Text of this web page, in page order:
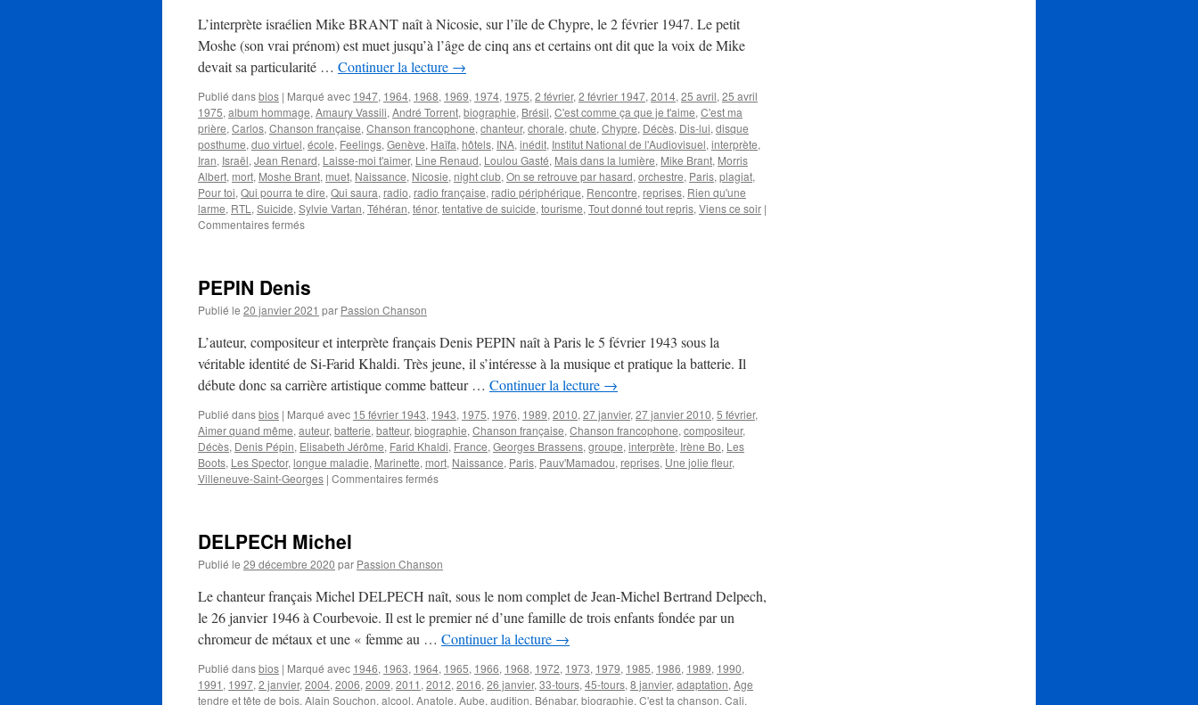
L’interprète israélien Mike BRANT naît à Nicosie, sur l’île de Chypre, le 2 février 1947. Le petit
Moshe (son vrai prénom) est muet jusqu’à l’âge de cinq ans et certains ont dit que la voix de Mike
devait sa particularité … Continuer la lecture →
Publié dansbios | Marqué avec 1947, 1964, 1968, 1969, 1974, 1975, 2 février, 2 février 1947, 2014, 25 avril, 25 avril
1975, album hommage, Amaury Vassili, André Torrent, biographie, Brésil, C'est comme ça que je t'aime, C'est ma
prière, Carlos, Chanson française, Chanson francophone, chanteur, chorale, chute, Chypre, Décès, Dis-lui, disque
posthume, duo virtuel, école, Feelings, Genève, Haïfa, hôtels, INA, inédit, Institut National de l'Audiovisuel, interprète,
Iran, Israël, Jean Renard, Laisse-moi t'aimer, Line Renaud, Loulou Gasté, Mais dans la lumière, Mike Brant, Morris
Albert, mort, Moshe Brant, muet, Naissance, Nicosie, night club, On se retrouve par hasard, orchestre, Paris, plagiat,
Pour toi, Qui pourra te dire, Qui saura, radio, radio française, radio périphérique, Rencontre, reprises, Rien qu'une
larme, RTL , Suicide, Sylvie Vartan, Téhéran, ténor, tentative de suicide, tourisme, Tout donné tout repris, Viens ce soir |
Commentaires ferméssur
PEPIN Denis
Publié le 20 janvier 2021 par Passion Chanson
L’auteur, compositeur et interprète français Denis PEPIN naît à Paris le 5 février 1943 sous la
véritable identité de Si-Farid Khaldi. Très jeune, il s’intéresse à la musique et pratique la batterie. Il
débute donc sa carrière artistique comme batteur … Continuer la lecture →
Publié dansbios | Marqué avec 15 février 1943, 1943, 1975, 1976, 1989, 2010, 27 janvier, 27 janvier 2010, 5 février,
Aimer quand même, auteur, batterie, batteur, biographie, Chanson française, Chanson francophone, compositeur,
Décès, Denis Pépin, Elisabeth Jérôme, Farid Khaldi, France, Georges Brassens, groupe, interprète, Irène Bo, Les
Boots, Les Spector, longue maladie, Marinette, mort, Naissance, Paris, Pauv'Mamadou, reprises, Une jolie fleur,
Villeneuve-Saint-Georges | Commentaires ferméssur
DELPECH Michel
Publié le 29 décembre 2020 par Passion Chanson
Le chanteur français Michel DELPECH naît, sous le nom complet de Jean-Michel Bertrand Delpech,
le 26 janvier 1946 à Courbevoie. Il est le premier né d’une famille de trois enfants fondée par un
chromeur de métaux et une « femme au … Continuer la lecture →
Publié dansbios | Marqué avec 1946, 1963, 1964, 1965, 1966, 1968, 1972, 1973, 1979, 1985, 1986, 1989, 1990,
1991 , 1997, 2 janvier, 2004, 2006, 2009, 2011 , 2012, 2016, 26 janvier, 33-tours, 45-tours, 8 janvier, adaptation, Age
tendre et tête de bois, Alain Souchon, alcool, Anatole, Aube, audition, Bénabar, biographie, C'est ta chanson, Cali,